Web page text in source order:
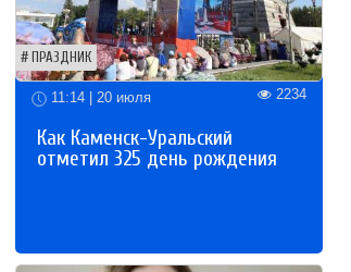
ПРАЗДНИК
11:14 | 20 июля 2234
Как Каменск-Уральский
отметил 325 день рождения